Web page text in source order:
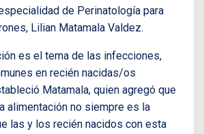
de Perinatología para
Lilian Matamala Valdez.
es el tema de las infecciones,
en recién nacidas/os
Matamala, quien agregó que
alimentación no siempre es la
las y los recién nacidos con esta